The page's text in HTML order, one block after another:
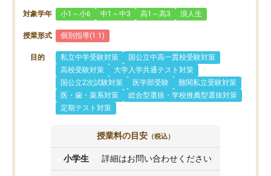
対象学年 小1～小6 中1～中3 高1～高3 浪人生
授業形式 個別指導(1:1)
目的 私立中学受験対策
国公立中高一貫校受験対策
高校受験対策
大学入学共通テスト対策
国公立2次試験対策
医学部受験
難関私立受験対策
医・歯・薬系対策
総合型選抜・学校推薦型選抜対策
定期テスト対策
授業料の目安 （税込）
小学生 詳細はお問い合わせください